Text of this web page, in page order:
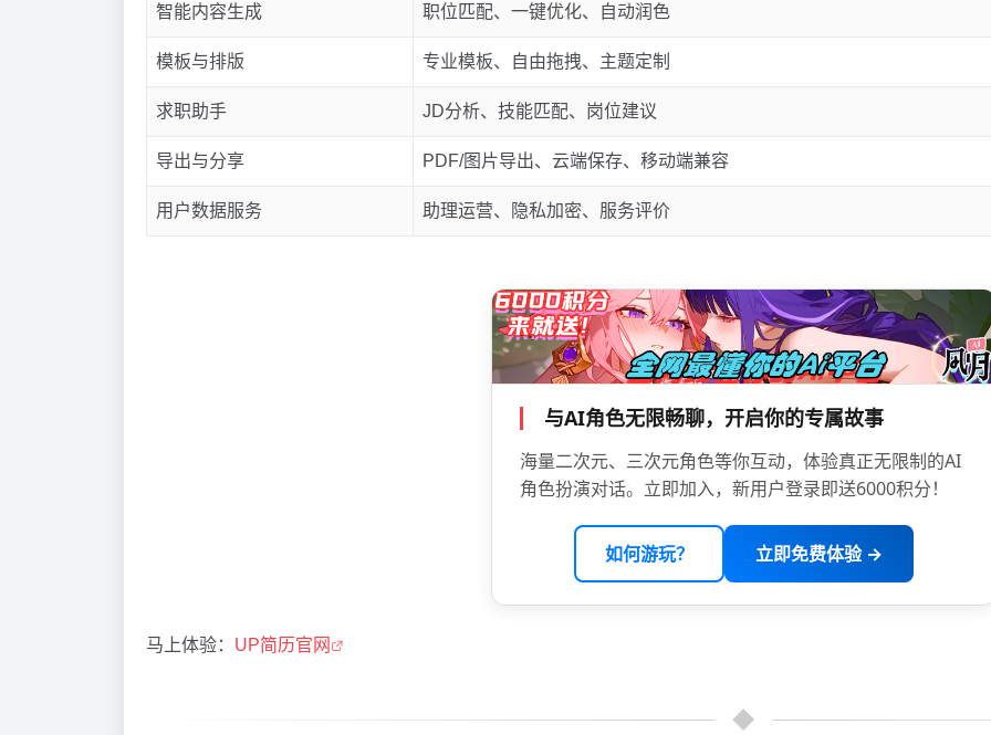
智能内容生成 职位匹配、一键优化、自动润色
模板与排版 专业模板、自由拖拽、主题定制
求职助手 JD分析、技能匹配、岗位建议
导出与分享 PDF/图片导出、云端保存、移动端兼容
用户数据服务 助理运营、隐私加密、服务评价
与AI角色无限畅聊，开启你的专属故事
海量二次元、三次元角色等你互动，体验真正无限制的AI
角色扮演对话。立即加入，新用户登录即送6000积分！
如何游玩？ 立即免费体验 →
马上体验： UP简历官网